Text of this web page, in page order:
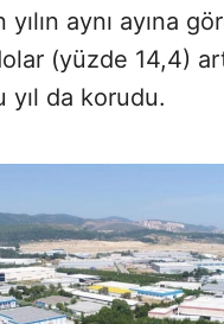
aynı ayına
(yüzde 14,4)
yıl da korudu.